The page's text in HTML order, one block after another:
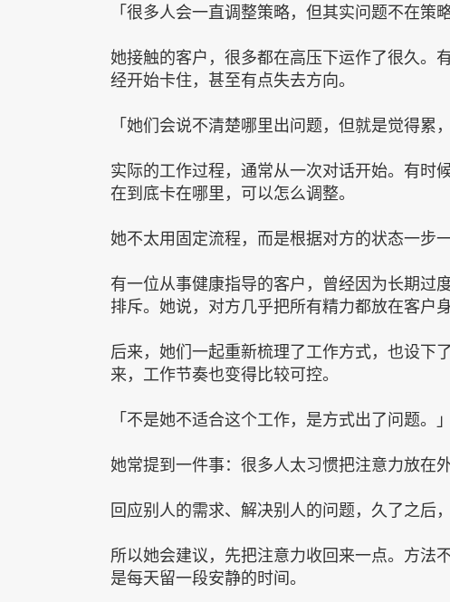
「很多人会一直调整策略，但其实问题不在策
她接触的客户，很多都在高压下运作了很久。
经开始卡住，甚至有点失去方向。
「她们会说不清楚哪里出问题，但就是觉得累
实际的工作过程，通常从一次对话开始。有
在到底卡在哪里，可以怎么调整。
她不太用固定流程，而是根据对方的状态一步一
有一位从事健康指导的客户，曾经因为长期过
排斥。她说，对方几乎把所有精力都放在客户
后来，她们一起重新梳理了工作方式，也设下
来，工作节奏也变得比较可控。
「不是她不适合这个工作，是方式出了问题。
她常提到一件事：很多人太习惯把注意力放在外
回应别人的需求、解决别人的问题，久了之后
所以她会建议，先把注意力收回来一点。方法
是每天留一段安静的时间。